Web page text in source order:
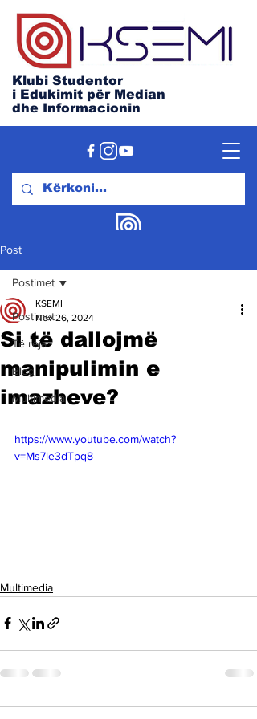
Klubi Studentor
i Edukimit për Median
dhe Informacionin
Post
Postimet
Të reja
Blog
Multimedia
Postimet
Si të dallojmë
manipulimin e
imazheve?
KSEMI
Nov 26, 2024
https://www.youtube.com/watch?
v=Ms7le3dTpq8
Multimedia